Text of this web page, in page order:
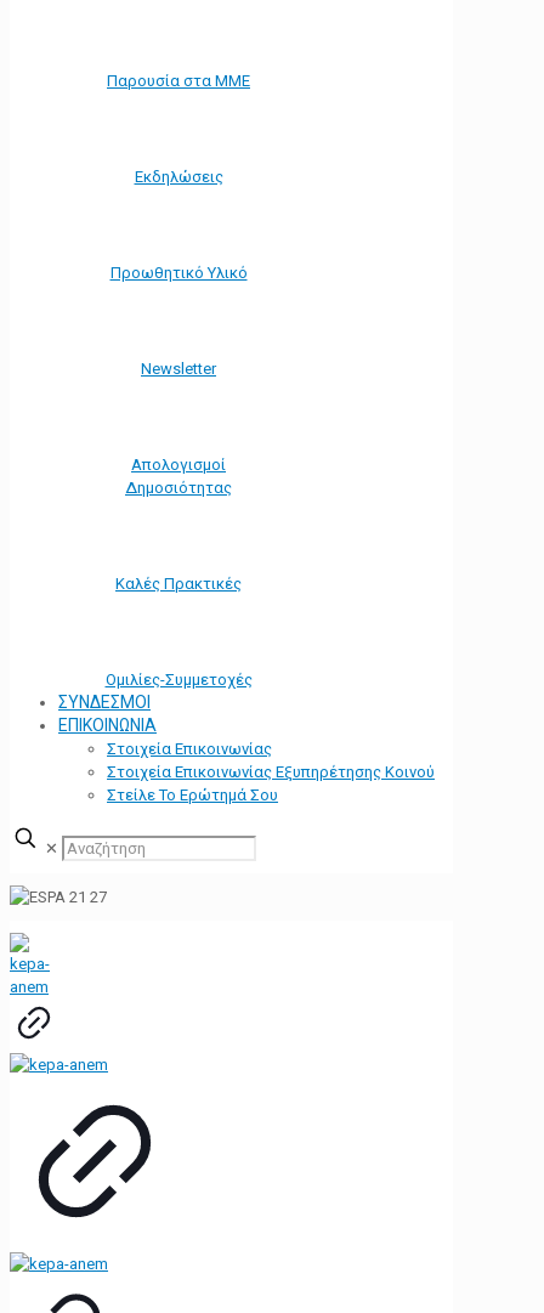
Παρουσία στα ΜΜΕ
Εκδηλώσεις
Προωθητικό Υλικό
Νewsletter
Απολογισμοί
Δημοσιότητας
Καλές Πρακτικές
Ομιλίες-Συμμετοχές
ΣΥΝΔΕΣΜΟΙ
ΕΠΙΚΟΙΝΩΝΙΑ
Στοιχεία Επικοινωνίας
Στοιχεία Επικοινωνίας Εξυπηρέτησης Κοινού
Στείλε Το Ερώτημά Σου
✕